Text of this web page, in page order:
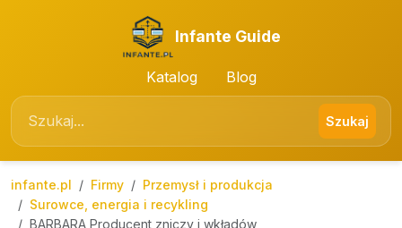
Infante Guide
Katalog Blog
Szukaj
infante.pl Firmy
Przemysł i produkcja
Surowce, energia i recykling
BARBARA Producent zniczy i wkładów